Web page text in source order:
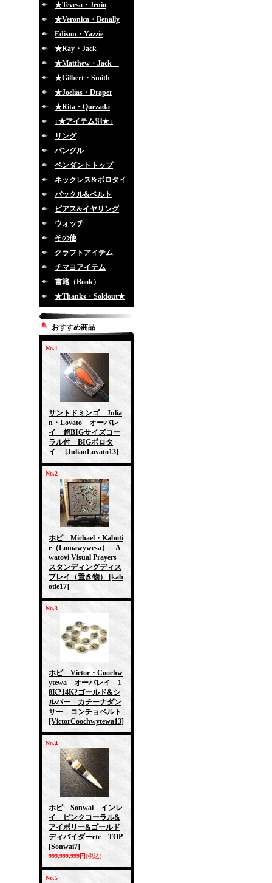
★Tevesa・Jenio
★Veronica・Benally
Edison・Yazzie
★Ray・Jack
★Matthew・Jack
★Gilbert・Smith
★Joelias・Draper
★Rita・Quezada
↓★アイテム別★↓
リング
バングル
ペンダントトップ
ネックレス&ボロタイ
バックル&ベルト
ピアス&イヤリング
ウォッチ
その他
クラフトアイテム
チマヨアイテム
書籍（Book）
★Thanks・Soldout★
おすすめ商品
No.1
サントドミンゴ Julia
n・Lovato オーバレ
イ 超BIGサイズコー
ラル付 BIGボロタ
イ
[JulianLovato13]
No.2
ホピ Michael・Kaboti
e（Lomawywesa） A
watovi Visual Prayers
スタンディングディス
プレイ（置き物）
[kab
otie17]
No.3
ホピ Victor・Coochw
ytewa オーバレイ 1
8K?14K?ゴールド&シ
ルバー カチーナダン
サー コンチョベルト
[VictorCoochwytewa13]
No.4
ホピ Sonwai インレ
イ ピンクコーラル&
アイボリー&ゴールド
ディバイダーetc TOP
[Sonwai7]
999,999,999円(税込)
No.5